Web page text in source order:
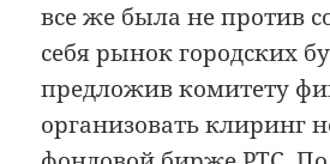
все же была не против
себя рынок городских
предложив комитету
организовать клиринг